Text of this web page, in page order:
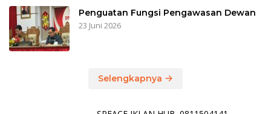
Penguatan Fungsi Pengawasan Dewan
23 Juni 2026
Selengkapnya